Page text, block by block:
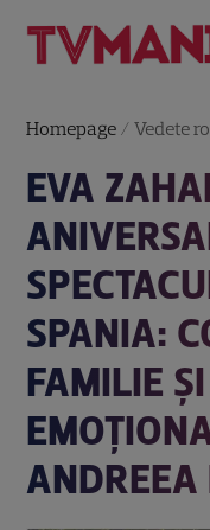
Homepage /Vedete
EVA
SPANIA:
FAMILIE
ANDREEA